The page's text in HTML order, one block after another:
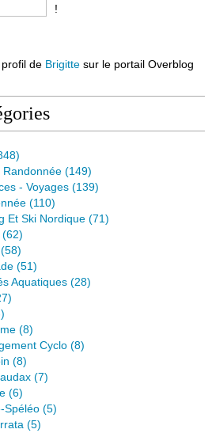
!
de Brigitte sur le portail Overblog
Randonnée (149)
- Voyages (139)
(110)
Et Ski Nordique (71)
(62)
(58)
(51)
Aquatiques (28)
(8)
Cyclo (8)
(8)
(7)
(6)
Spéléo (5)
(5)